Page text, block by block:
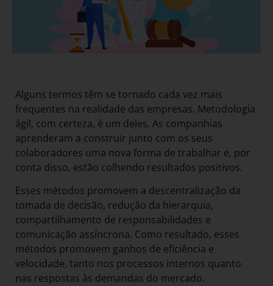
Alguns termos têm se tornado cada vez mais
frequentes na realidade das empresas. Metodologia
ágil, com certeza, é um deles. As companhias
aprenderam a construir junto com os seus
colaboradores uma nova forma de trabalhar e, por
conta disso, estão colhendo resultados positivos.
Esses métodos promovem a descentralização da
tomada de decisão, redução da hierarquia,
compartilhamento de responsabilidades e
comunicação assíncrona. Como resultado, esses
métodos promovem ganhos de eficiência e
velocidade, tanto nos processos internos quanto
nas respostas às demandas do mercado.